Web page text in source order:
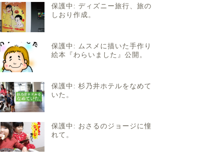
保護中: ディズニー旅行、旅の
しおり作成。
保護中: ムスメに描いた手作り
絵本『わらいました』公開。
保護中: 杉乃井ホテルをなめて
いた。
保護中: おさるのジョージに憧
れて。